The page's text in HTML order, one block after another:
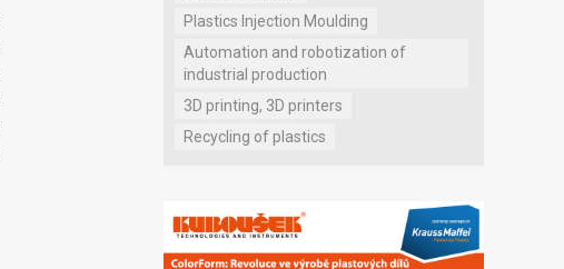
Plastics Injection Moulding
Automation and robotization of
industrial production
3D printing, 3D printers
Recycling of plastics